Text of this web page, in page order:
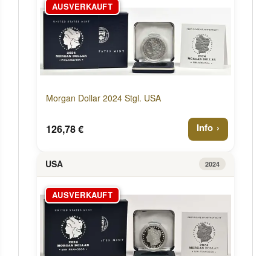
AUSVERKAUFT
Morgan Dollar 2024 Stgl. USA
126,78 € Info
USA 2024
AUSVERKAUFT